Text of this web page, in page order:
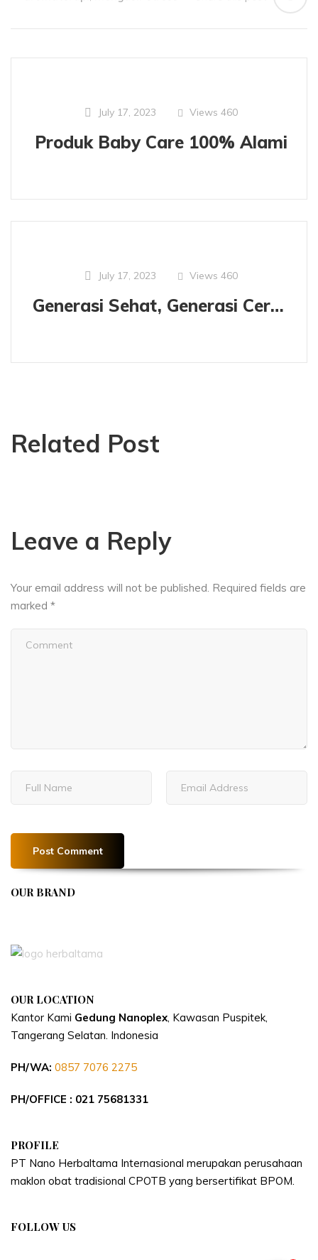
July 17, 2023 Views 460
Produk Baby Care 100% Alami
July 17, 2023 Views 460
Generasi Sehat, Generasi Cerdas, Generasi Indonesia
Related Post
Leave a Reply
Your email address will not be published. Required fields are
marked *
OUR BRAND
OUR LOCATION
Kantor Kami Gedung Nanoplex , Kawasan Puspitek,
Tangerang Selatan. Indonesia
PH/WA: 0857 7076 2275
PH/OFFICE : 021 75681331
PROFILE
PT Nano Herbaltama Internasional merupakan perusahaan
maklon obat tradisional CPOTB yang bersertifikat BPOM.
FOLLOW US